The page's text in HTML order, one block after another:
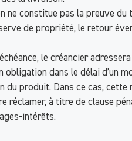
ne constitue pas la preuve
de propriété, le retour
le créancier
dans le délai d’un
produit. Dans ce cas,
réclamer, à titre de clause
intérêts.